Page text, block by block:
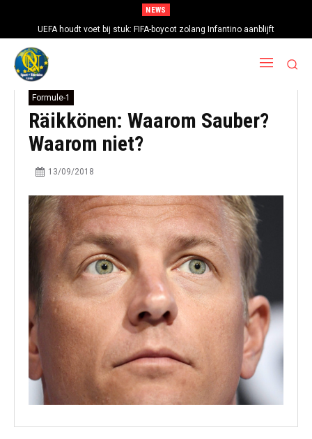
NEWS
UEFA houdt voet bij stuk: FIFA-boycot zolang Infantino aanblijft
Formule-1
Räikkönen: Waarom Sauber?
Waarom niet?
13/09/2018